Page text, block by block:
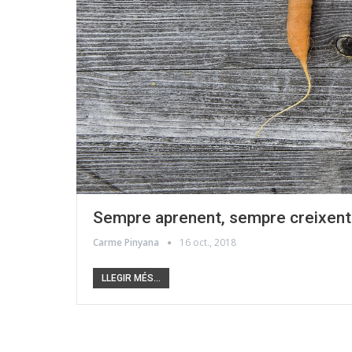
Sempre aprenent, sempre creixent
Carme Pinyana 16 oct., 2018
LLEGIR MÉS...